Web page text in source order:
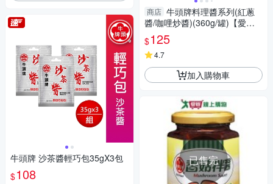
牛頭牌 沙茶醬輕巧包35gX3包
$108
商店 牛頭牌料理醬系列(紅蔥
醬/咖哩炒醬)(360g/罐)【愛
買】
$125
4.7
加入購物車
已售完